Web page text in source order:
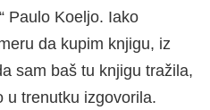
Paulo Koeljo. Iako
da kupim knjigu, iz
sam baš tu knjigu tražila,
u trenutku izgovorila.